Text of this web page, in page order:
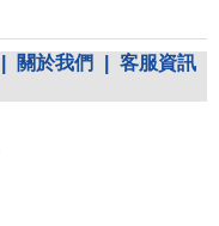
關於我們
客服資訊